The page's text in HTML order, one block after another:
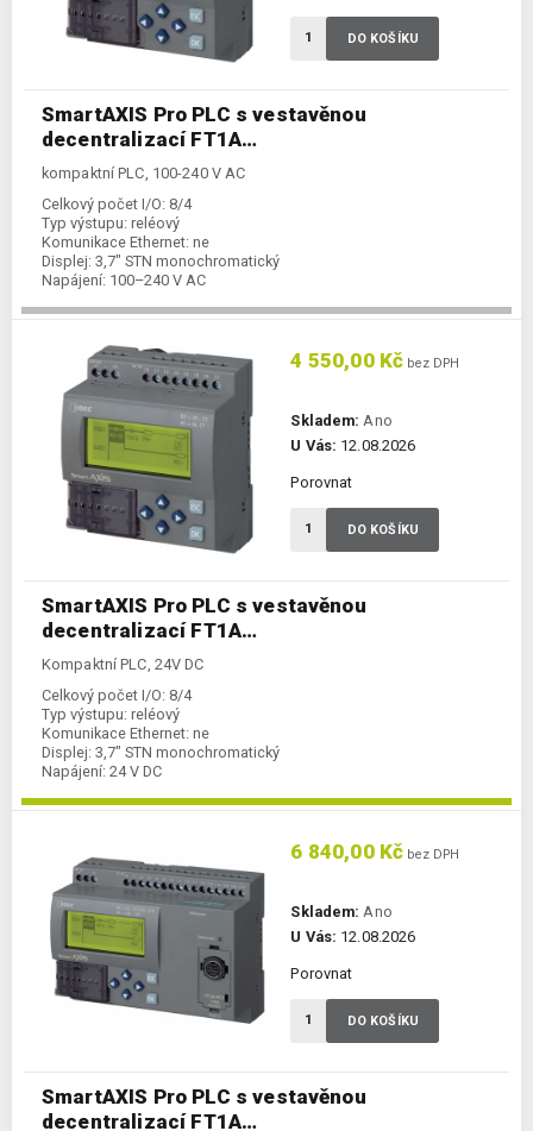
SmartAXIS Pro PLC s vestavěnou
decentralizací FT1A…
kompaktní PLC, 100-240 V AC
Celkový počet I/O: 8/4
Typ výstupu: reléový
Komunikace Ethernet: ne
Displej: 3,7" STN monochromatický
Napájení: 100–240 V AC
DO KOŠÍKU
SmartAXIS Pro PLC s vestavěnou
decentralizací FT1A…
Kompaktní PLC, 24V DC
Celkový počet I/O: 8/4
Typ výstupu: reléový
Komunikace Ethernet: ne
Displej: 3,7" STN monochromatický
Napájení: 24 V DC
4 550,00 Kč bez DPH
Skladem: Ano
U Vás: 12.08.2026
Porovnat
DO KOŠÍKU
SmartAXIS Pro PLC s vestavěnou
decentralizací FT1A…
6 840,00 Kč bez DPH
Skladem: Ano
U Vás: 12.08.2026
Porovnat
DO KOŠÍKU